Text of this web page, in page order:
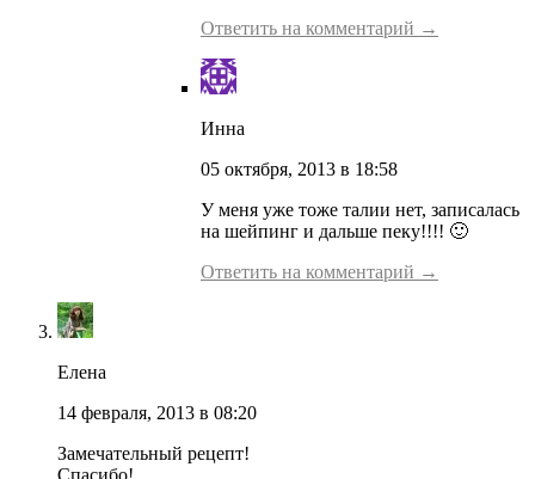
Ответить на комментарий →
Инна
05 октября, 2013 в 18:58
У меня уже тоже талии нет, записалась
на шейпинг и дальше пеку!!!! 🙂
Ответить на комментарий →
Елена
14 февраля, 2013 в 08:20
Замечательный рецепт!